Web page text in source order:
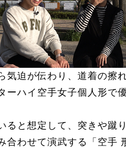
気迫が伝わり、道着の擦
ーハイ空手女子個人形で
ると想定して、突きや蹴
合わせて演武する「空手